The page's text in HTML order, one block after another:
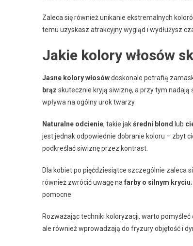
Zaleca się również unikanie ekstremalnych
temu uzyskasz atrakcyjny wygląd i wydłużysz
Jakie kolory włosów
Jasne kolory włosówdoskonale potrafią
brąz skutecznie kryją siwiznę, a przy tym nadają
wpływa na ogólny urok twarzy.
Naturalne odcienie, takie jakśredni blond lub
jest jednak odpowiednie dobranie koloru – zbyt
podkreślać siwiznę przez kontrast.
Dla kobiet po pięćdziesiątce szczególnie zaleca
również zwrócić uwagę na farby o silnym kryciu
pomocne.
Rozważając techniki koloryzacji, warto pomyśleć
ale również wprowadzają do fryzury objętość i